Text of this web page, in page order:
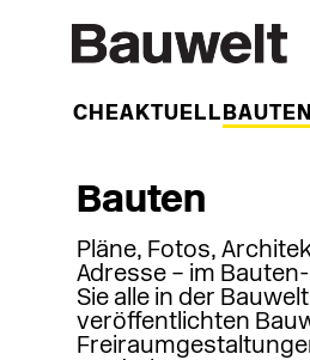
WOCHEAKTUELL BAUTEN
Bauten
Pläne, Fotos,
Adresse – im
Sie alle in der Bauwelt
veröffentlichten